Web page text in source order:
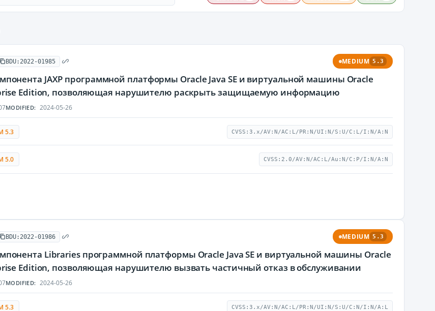
BDU:2022-01985 MEDIUM 5.3
JAXP программной платформы Oracle Java SE и виртуальной машины Oracle
Edition, позволяющая нарушителю раскрыть защищаемую информацию
MODIFIED: 2024-05-26
5.3 CVSS:3.x/AV:N/AC:L/PR:N/UI:N/S:U/C:L/I:N/A:N
5.0 CVSS:2.0/AV:N/AC:L/Au:N/C:P/I:N/A:N
BDU:2022-01986 MEDIUM 5.3
Libraries программной платформы Oracle Java SE и виртуальной машины Oracle
Edition, позволяющая нарушителю вызвать частичный отказ в обслуживании
MODIFIED: 2024-05-26
5.3 CVSS:3.x/AV:N/AC:L/PR:N/UI:N/S:U/C:N/I:N/A:L